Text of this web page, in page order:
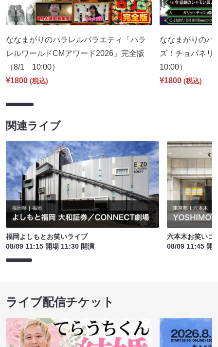
ななまがりのパラレルバラエティ「パラ
レルワールドCMアワード2026」完全版
（8/1 10:00）
¥1800 (税込)
ななまがりのパ
ズ！チョパネ
10:00）
¥1800 (税込)
関連ライブ
福岡よしもとお笑いライブ
08/09 11:15 開場 11:30 開演
六本木お笑いコ
08/09 11:45 開
ライブ配信チケット